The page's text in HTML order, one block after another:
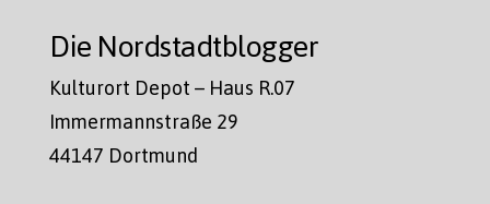
Die Nordstadtblogger
Kulturort Depot – Haus R.07
Immermannstraße 29
44147 Dortmund